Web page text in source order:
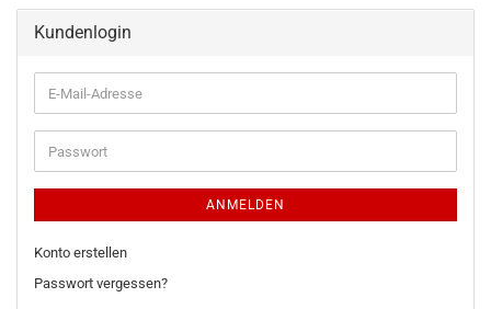
Kundenlogin
ANMELDEN
Konto erstellen
Passwort vergessen?